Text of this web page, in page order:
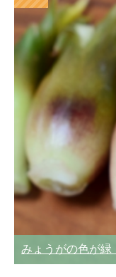
みょうがの色が緑